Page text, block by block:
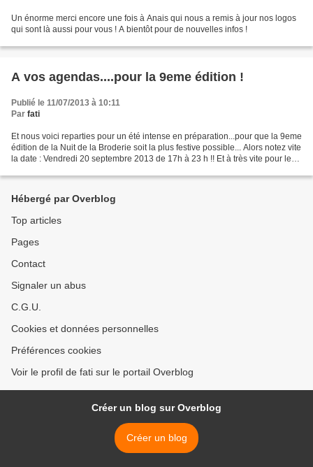
Un énorme merci encore une fois à Anais qui nous a remis à jour nos logos
qui sont là aussi pour vous ! A bientôt pour de nouvelles infos !
A vos agendas....pour la 9eme édition !
Publié le 11/07/2013 à 10:11
Par fati
Et nous voici reparties pour un été intense en préparation...pour que la 9eme
édition de la Nuit de la Broderie soit la plus festive possible... Alors notez vite
la date : Vendredi 20 septembre 2013 de 17h à 23 h !! Et à très vite pour les
Hébergé par Overblog
Top articles
Pages
Contact
Signaler un abus
C.G.U.
Cookies et données personnelles
Préférences cookies
Voir le profil de fati sur le portail Overblog
Créer un blog sur Overblog
Créer un blog